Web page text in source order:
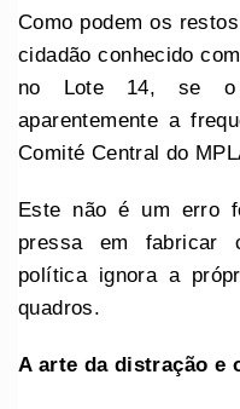
Como podem os
cidadão conhecido
no Lote 14, se o
aparentemente a
Comité Central do
Este não é um erro
pressa em fabricar
política ignora a
quadros.
A arte da distração e